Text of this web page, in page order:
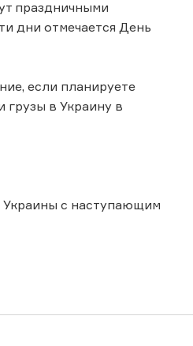
праздничными
дни отмечается День
если планируете
грузы в Украину в
с наступающим